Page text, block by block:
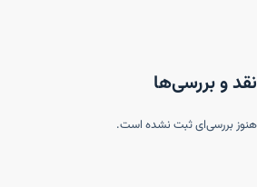
نقد و بررسی‌ها
هنوز بررسی‌ای ثبت نشده است.